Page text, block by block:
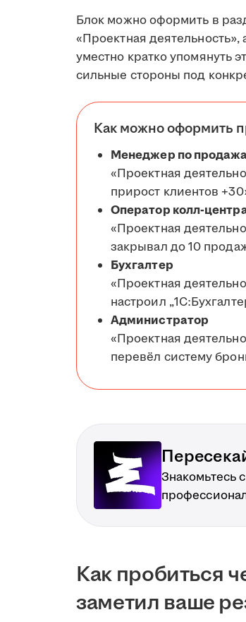
Блок можно оформить в
«Проектная
уместно кратко упомянуть
сильные стороны под
Как можно оформить
Менеджер по
«Проектная
прирост клиентов
Оператор колл-
«Проектная
закрывал до 10
Бухгалтер
«Проектная
настроил
Администратор
«Проектная
перевёл систему
Знакомьтесь
Как пробиться
заметил ваше